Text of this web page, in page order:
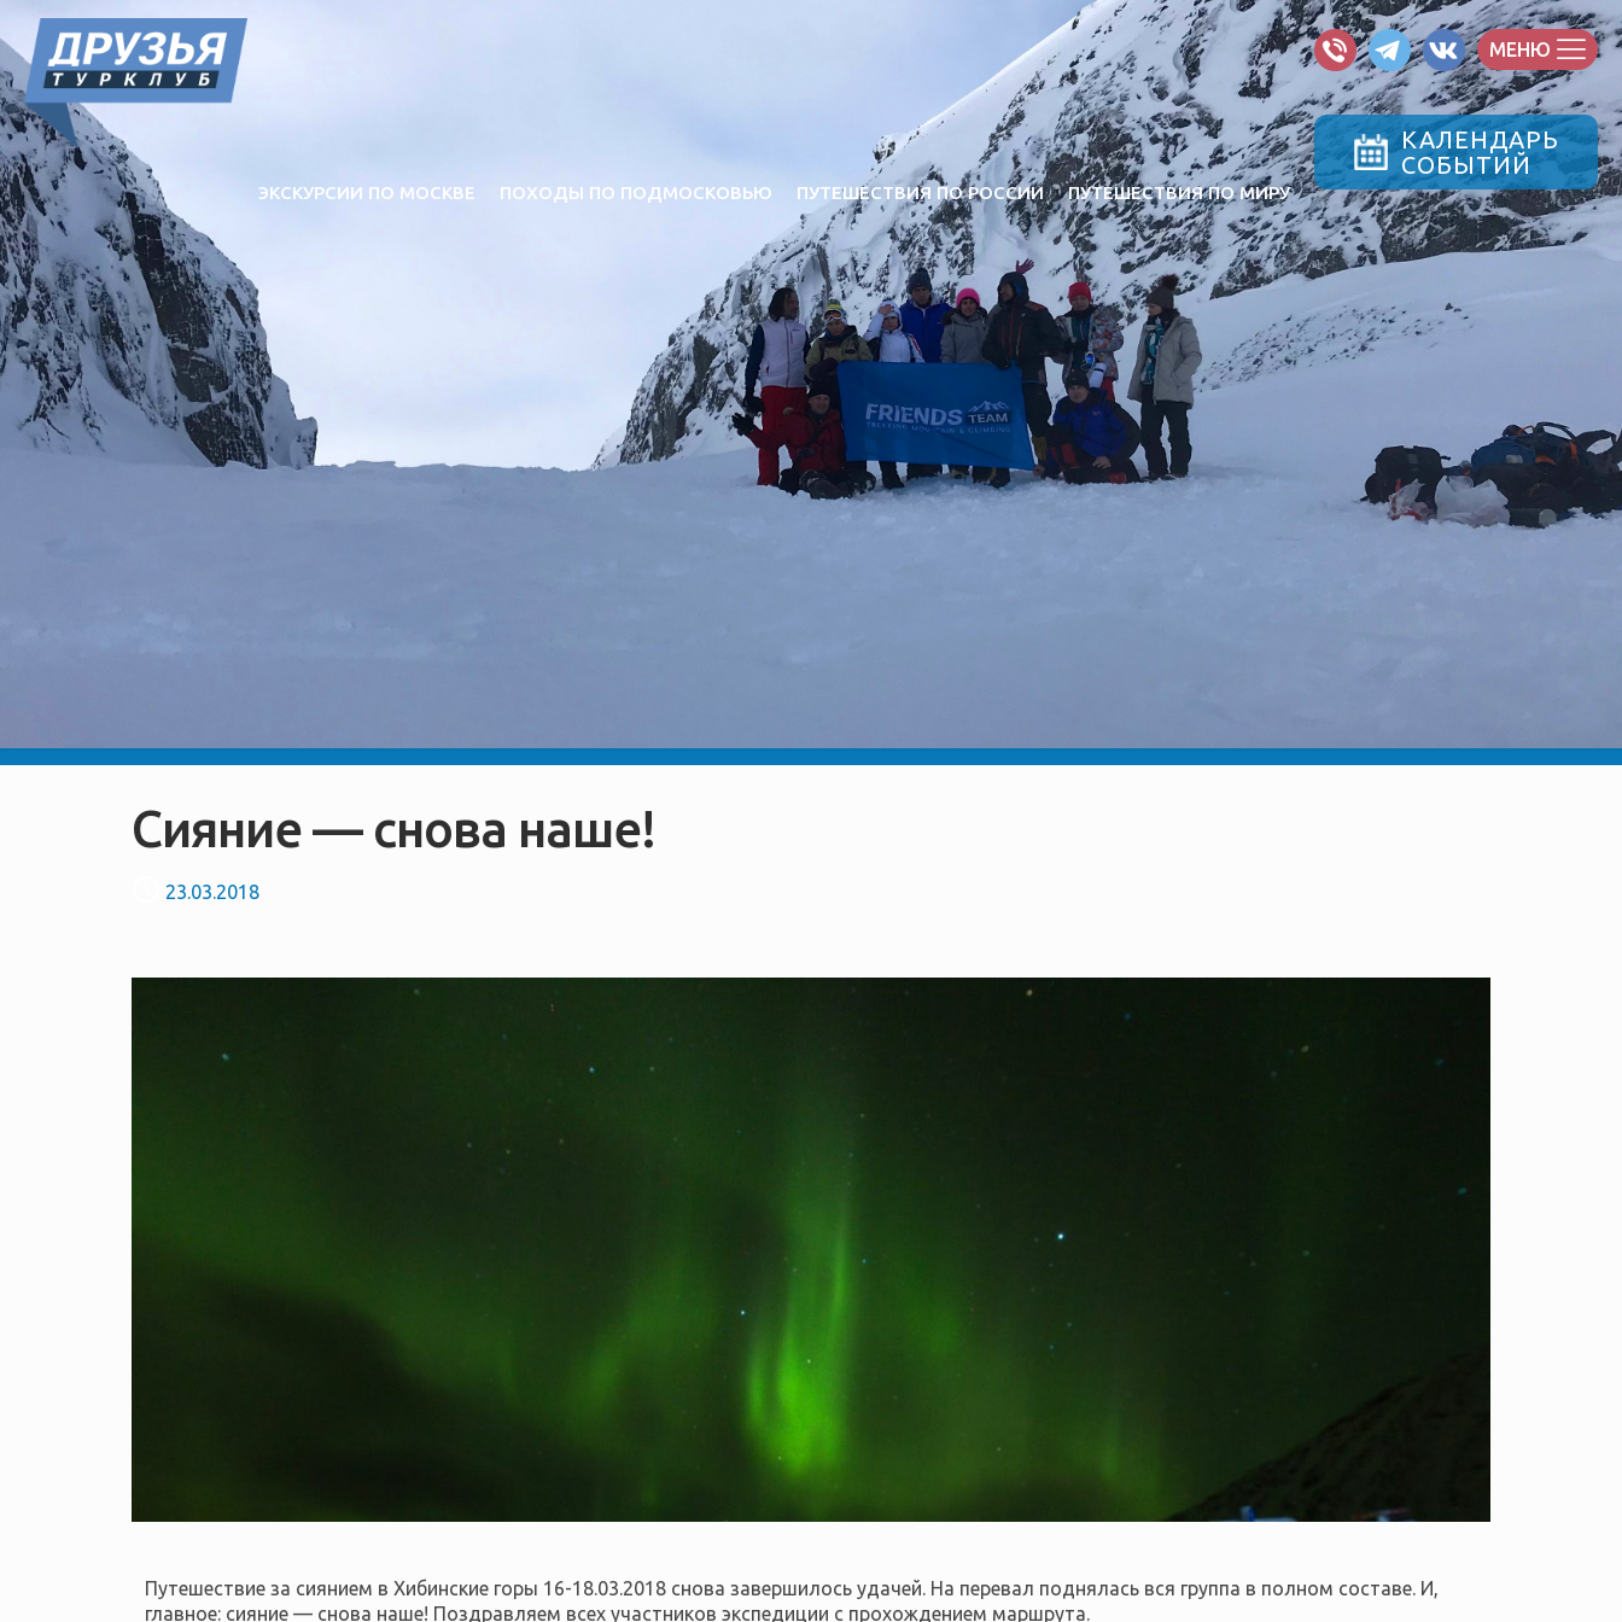
ЭКСКУРСИИ ПО МОСКВЕ ПОХОДЫ ПО ПОДМОСКОВЬЮ ПУТЕШЕСТВИЯ ПО РОССИИ ПУТЕШЕСТВИЯ ПО МИРУ
МЕНЮ
КАЛЕНДАРЬ
СОБЫТИЙ
Сияние — снова наше!
23.03.2018
Путешествие за сиянием в Хибинские горы 16-18.03.2018 снова завершилось удачей. На перевал поднялась вся группа в полном составе. И,
главное: сияние — снова наше! Поздравляем всех участников экспедиции с прохождением маршрута.